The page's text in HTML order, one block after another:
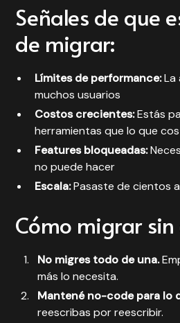
Señales de que
de migrar:
Límites de performance:La
muchos usuarios
Costos crecientes:Estás
herramientas que lo que
Features bloqueadas:
no puede hacer
Escala:Pasaste de cientos
Cómo migrar sin
No migres todo de una.
más lo necesita.
Mantené no-code para lo
reescribas por reescribir.